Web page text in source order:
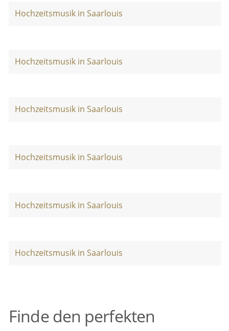
Hochzeitsmusik in Saarlouis
Hochzeitsmusik in Saarlouis
Hochzeitsmusik in Saarlouis
Hochzeitsmusik in Saarlouis
Hochzeitsmusik in Saarlouis
Hochzeitsmusik in Saarlouis
Finde den perfekten